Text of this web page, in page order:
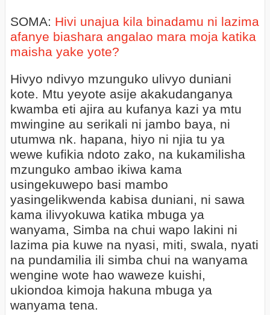
SOMA: Hivi unajua kila binadamu ni lazima
afanye biashara angalao mara moja katika
maisha yake yote?
Hivyo ndivyo mzunguko ulivyo duniani
kote. Mtu yeyote asije akakudanganya
kwamba eti ajira au kufanya kazi ya mtu
mwingine au serikali ni jambo baya, ni
utumwa nk. hapana, hiyo ni njia tu ya
wewe kufikia ndoto zako, na kukamilisha
mzunguko ambao ikiwa kama
usingekuwepo basi mambo
yasingelikwenda kabisa duniani, ni sawa
kama ilivyokuwa katika mbuga ya
wanyama, Simba na chui wapo lakini ni
lazima pia kuwe na nyasi, miti, swala, nyati
na pundamilia ili simba chui na wanyama
wengine wote hao waweze kuishi,
ukiondoa kimoja hakuna mbuga ya
wanyama tena.